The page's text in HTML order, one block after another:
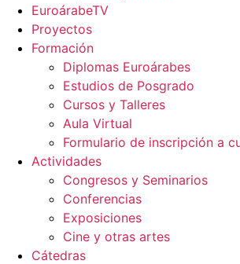
EuroárabeTV
Proyectos
Formación
Diplomas Euroárabes
Estudios de Posgrado
Cursos y Talleres
Aula Virtual
Formulario de inscripción a
Actividades
Congresos y Seminarios
Conferencias
Exposiciones
Cine y otras artes
Cátedras